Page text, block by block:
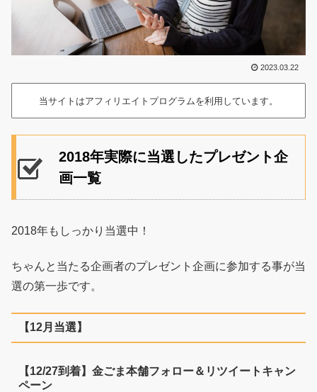
2023.03.22
当サイトはアフィリエイトプログラムを利用しています。
2018年実際に当選したプレゼント企
画一覧
2018年もしっかり当選中！
ちゃんと当たる企画者のプレゼント企画に参加する事が当
選の第一歩です。
【12月当選】
【12/27到着】金ごま本舗フォロー＆リツイートキャン
ペーン